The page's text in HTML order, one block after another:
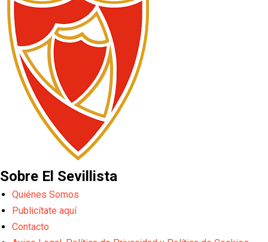
Sobre El Sevillista
Quiénes Somos
Publicítate aquí
Contacto